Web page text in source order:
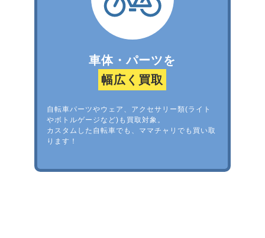
車体・パーツを
幅広く買取
自転車パーツやウェア、アクセサリー類(ライト
やボトルゲージなど)も買取対象。
カスタムした自転車でも、ママチャリでも買い取
ります！